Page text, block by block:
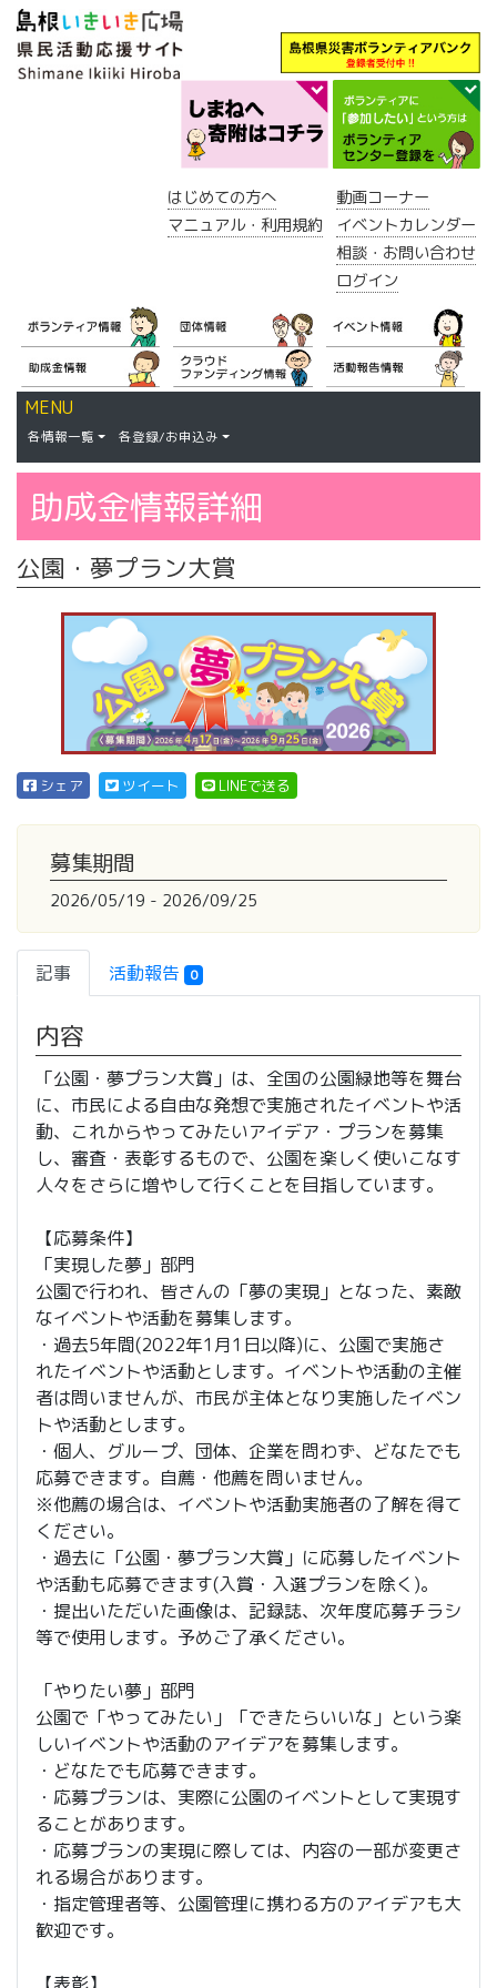
はじめての方へ
マニュアル・利用規約
動画コーナー
イベントカレンダー
相談・お問い合わせ
ログイン
MENU
各情報一覧 各登録/お申込み
助成金情報詳細
公園・夢プラン大賞
シェア ツイート LINEで送る
募集期間
2026/05/19 - 2026/09/25
記事 活動報告 0
内容
「公園・夢プラン大賞」は、全国の公園緑地等を舞台
に、市民による自由な発想で実施されたイベントや活
動、これからやってみたいアイデア・プランを募集
し、審査・表彰するもので、公園を楽しく使いこなす
人々をさらに増やして行くことを目指しています。
【応募条件】
「実現した夢」部門
公園で行われ、皆さんの「夢の実現」となった、素敵
なイベントや活動を募集します。
・過去5年間(2022年1月1日以降)に、公園で実施さ
れたイベントや活動とします。イベントや活動の主催
者は問いませんが、市民が主体となり実施したイベン
トや活動とします。
・個人、グループ、団体、企業を問わず、どなたでも
応募できます。自薦・他薦を問いません。
※他薦の場合は、イベントや活動実施者の了解を得て
ください。
・過去に「公園・夢プラン大賞」に応募したイベント
や活動も応募できます(入賞・入選プランを除く)。
・提出いただいた画像は、記録誌、次年度応募チラシ
等で使用します。予めご了承ください。
「やりたい夢」部門
公園で「やってみたい」「できたらいいな」という楽
しいイベントや活動のアイデアを募集します。
・どなたでも応募できます。
・応募プランは、実際に公園のイベントとして実現す
ることがあります。
・応募プランの実現に際しては、内容の一部が変更さ
れる場合があります。
・指定管理者等、公園管理に携わる方のアイデアも大
歓迎です。